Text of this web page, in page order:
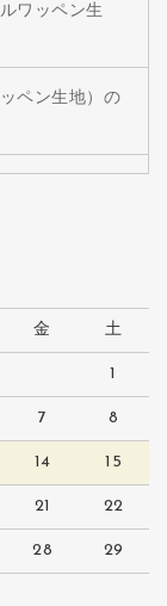
ワッペン生
ペン生地）の
金 土
1
7 8
14 15
21 22
28 29